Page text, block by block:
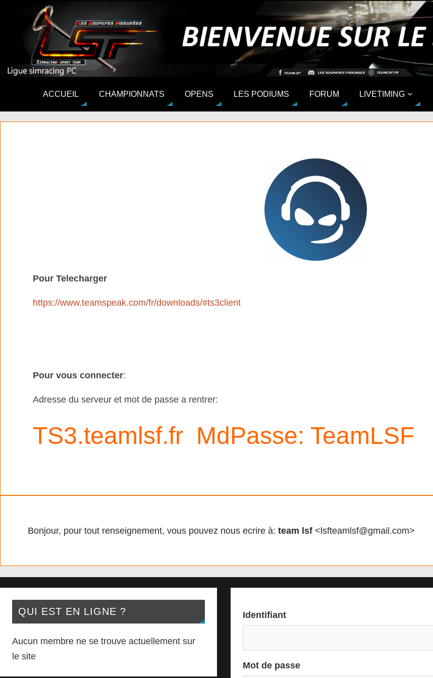
ACCUEIL CHAMPIONNATS OPENS LES PODIUMS FORUM LIVETIMING
Pour Telecharger
https://www.teamspeak.com/fr/downloads/#ts3client
Pour vous connecter:
Adresse du serveur et mot de passe a rentrer:
TS3.teamlsf.fr MdPasse: TeamLSF
Bonjour, pour tout renseignement, vous pouvez nous ecrire à: team lsf <lsfteamlsf@gmail.com>
QUI EST EN LIGNE ?
Aucun membre ne se trouve actuellement sur
le site
Identifiant
Mot de passe